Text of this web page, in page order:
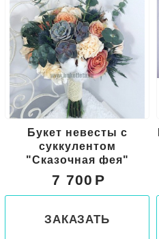
Букет невесты с
суккулентом
"Сказочная фея"
7 700
ЗАКАЗАТЬ